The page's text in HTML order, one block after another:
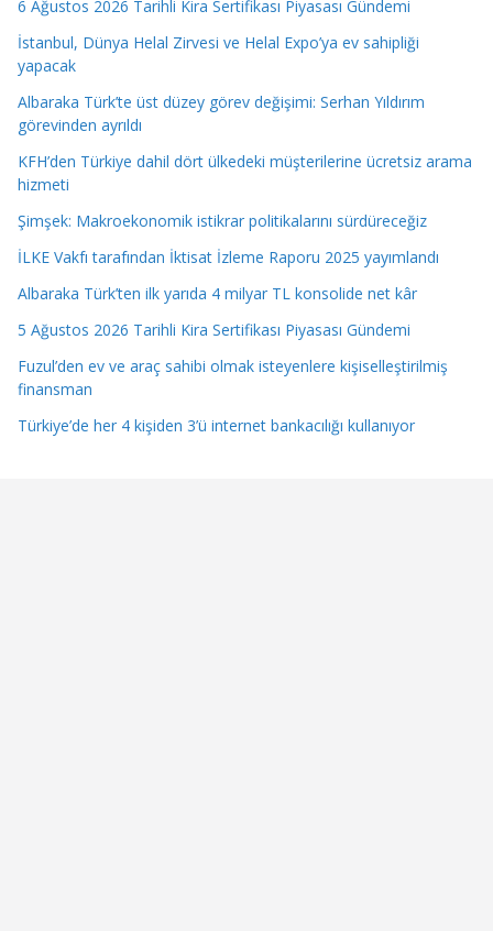
6 Ağustos 2026 Tarihli Kira Sertifikası Piyasası Gündemi
İstanbul, Dünya Helal Zirvesi ve Helal Expo’ya ev sahipliği
yapacak
Albaraka Türk’te üst düzey görev değişimi: Serhan Yıldırım
görevinden ayrıldı
KFH’den Türkiye dahil dört ülkedeki müşterilerine ücretsiz arama
hizmeti
Şimşek: Makroekonomik istikrar politikalarını sürdüreceğiz
İLKE Vakfı tarafından İktisat İzleme Raporu 2025 yayımlandı
Albaraka Türk’ten ilk yarıda 4 milyar TL konsolide net kâr
5 Ağustos 2026 Tarihli Kira Sertifikası Piyasası Gündemi
Fuzul’den ev ve araç sahibi olmak isteyenlere kişiselleştirilmiş
finansman
Türkiye’de her 4 kişiden 3’ü internet bankacılığı kullanıyor